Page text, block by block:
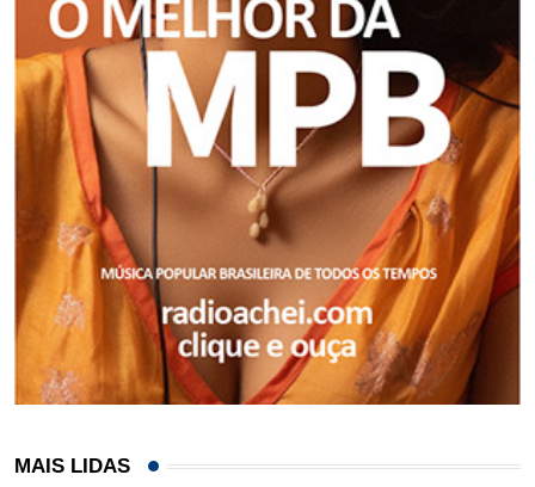
MAIS LIDAS